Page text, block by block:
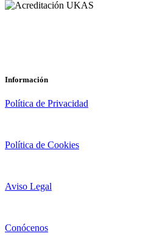
Información
Política de Privacidad
Política de Cookies
Aviso Legal
Conócenos